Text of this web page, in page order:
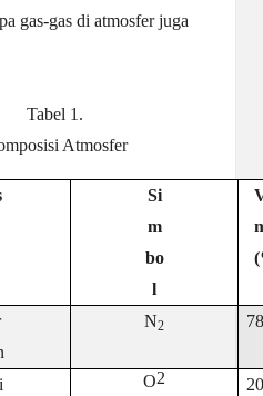
gas-gas di atmosfer juga
Tabel 1.
Atmosfer
Si
m
bo
l
N2
O2